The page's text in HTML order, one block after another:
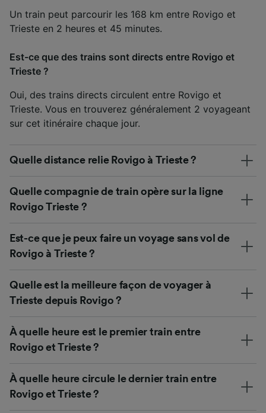
Un train peut parcourir les 168 km entre Rovigo et
Trieste en 2 heures et 45 minutes.
Est-ce que des trains sont directs entre Rovigo et
Trieste ?
Oui, des trains directs circulent entre Rovigo et
Trieste. Vous en trouverez généralement 2 voyageant
sur cet itinéraire chaque jour.
Quelle distance relie Rovigo à Trieste ?
Quelle compagnie de train opère sur la ligne
Rovigo Trieste ?
Est-ce que je peux faire un voyage sans vol de
Rovigo à Trieste ?
Quelle est la meilleure façon de voyager à
Trieste depuis Rovigo ?
À quelle heure est le premier train entre
Rovigo et Trieste ?
À quelle heure circule le dernier train entre
Rovigo et Trieste ?